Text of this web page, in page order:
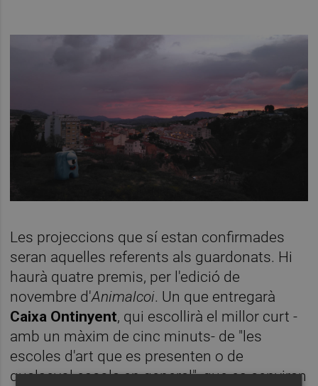
Les projeccions que sí estan confirmades
seran aquelles referents als guardonats. Hi
haurà quatre premis, per l'edició de
novembre d'Animalcoi. Un que entregarà
Caixa Ontinyent, qui escollirà el millor curt -
amb un màxim de cinc minuts- de "les
escoles d'art que es presenten o de
qualsevol escola en general", que es cenyiran